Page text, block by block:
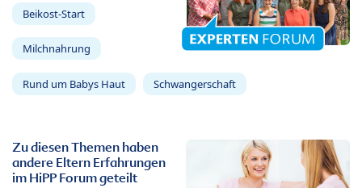
Beikost-Start
Milchnahrung
Rund um Babys Haut Schwangerschaft
Zu diesen Themen haben
andere Eltern Erfahrungen
im HiPP Forum geteilt